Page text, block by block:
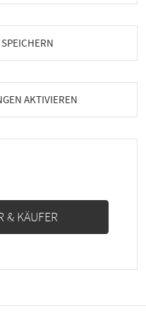
AKTIVIEREN
& KÄUFER